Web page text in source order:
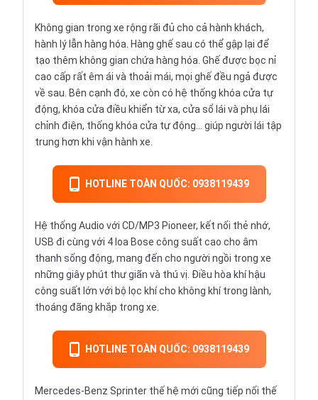
Không gian trong xe rộng rãi đủ cho cả hành khách,
hành lý lẫn hàng hóa. Hàng ghế sau có thể gập lại để
tạo thêm không gian chứa hàng hóa. Ghế được bọc nỉ
cao cấp rất êm ái và thoải mái, mọi ghế đều ngả được
về sau. Bên cạnh đó, xe còn có hệ thống khóa cửa tự
động, khóa cửa điều khiển từ xa, cửa sổ lái và phụ lái
chỉnh điện, thống khóa cửa tự động… giúp người lái tập
trung hơn khi vận hành xe.
HOTLINE TOÀN QUỐC: 0938119439
Hệ thống Audio với CD/MP3 Pioneer, kết nối thẻ nhớ,
USB đi cùng với 4 loa Bose công suất cao cho âm
thanh sống động, mang đến cho người ngồi trong xe
những giây phút thư giãn và thú vị. Điều hòa khí hậu
công suất lớn với bộ lọc khí cho không khí trong lành,
thoáng đãng khắp trong xe.
HOTLINE TOÀN QUỐC: 0938119439
Mercedes-Benz Sprinter thế hệ mới cũng tiếp nối thế